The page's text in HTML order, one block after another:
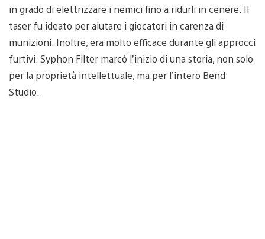
in grado di elettrizzare i nemici fino a ridurli in cenere. Il
taser fu ideato per aiutare i giocatori in carenza di
munizioni. Inoltre, era molto efficace durante gli approcci
furtivi. Syphon Filter marcò l’inizio di una storia, non solo
per la proprietà intellettuale, ma per l’intero Bend
Studio.